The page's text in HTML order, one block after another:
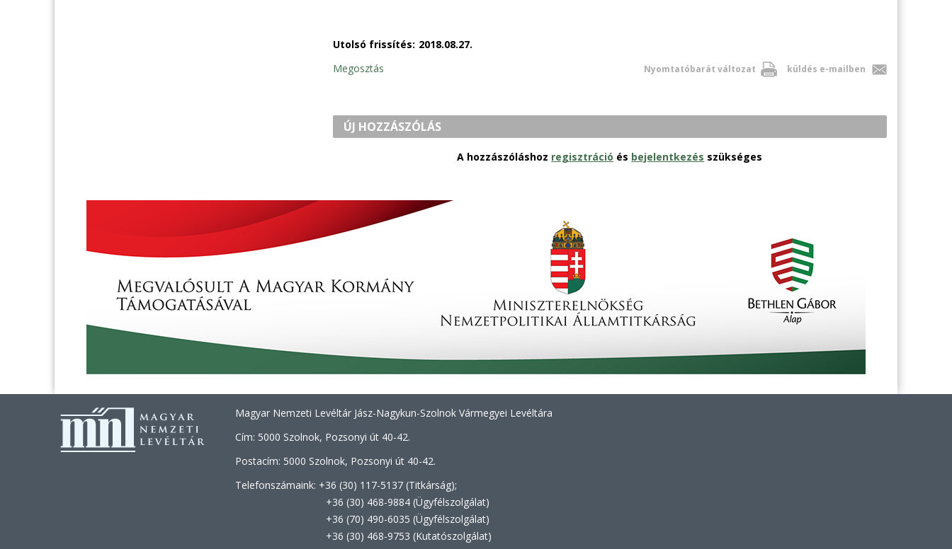
Utolsó frissítés: 2018.08.27.
Nyomtatóbarát változat küldés e-mailben
Megosztás
ÚJ HOZZÁSZÓLÁS
A hozzászóláshoz regisztráció és bejelentkezés szükséges
Magyar Nemzeti Levéltár Jász-Nagykun-Szolnok Vármegyei Levéltára
Cím: 5000 Szolnok, Pozsonyi út 40-42.
Postacím: 5000 Szolnok, Pozsonyi út 40-42.
Telefonszámaink: +36 (30) 117-5137 (Titkárság);
+36 (30) 468-9884 (Ügyfélszolgálat)
+36 (70) 490-6035 (Ügyfélszolgálat)
+36 (30) 468-9753 (Kutatószolgálat)